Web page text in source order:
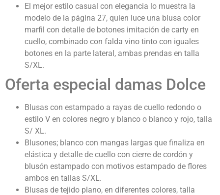
El mejor estilo casual con elegancia lo muestra la
modelo de la página 27, quien luce una blusa color
marfil con detalle de botones imitación de carty en
cuello, combinado con falda vino tinto con iguales
botones en la parte lateral, ambas prendas en talla
S/XL.
Oferta especial damas Dolce
Blusas con estampado a rayas de cuello redondo o
estilo V en colores negro y blanco o blanco y rojo, talla
S/ XL.
Blusones; blanco con mangas largas que finaliza en
elástica y detalle de cuello con cierre de cordón y
blusón estampado con motivos estampado de flores
ambos en tallas S/XL.
Blusas de tejido plano, en diferentes colores, talla